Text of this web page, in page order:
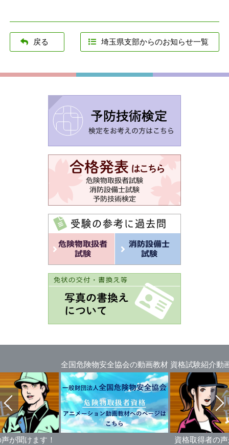
戻る 埼玉県支部からのお知らせ一覧
が聞けます！
全国危険物安全協会の動画教材 資格試験紹介動
資格取得者の